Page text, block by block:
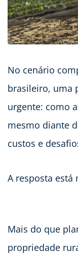
No cenário
brasileiro, uma
urgente: como
mesmo diante
custos e
A resposta está
Mais do que
propriedade